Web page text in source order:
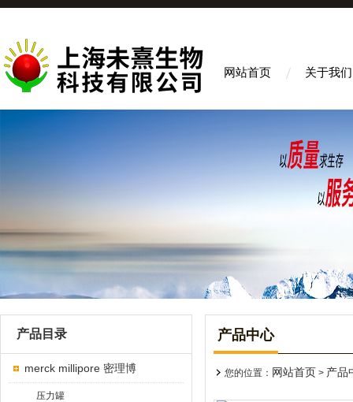
网站首页 关于我们
产品目录
merck millipore 密理博
压力罐
产品中心
您的位置： 网站首页 > 产品